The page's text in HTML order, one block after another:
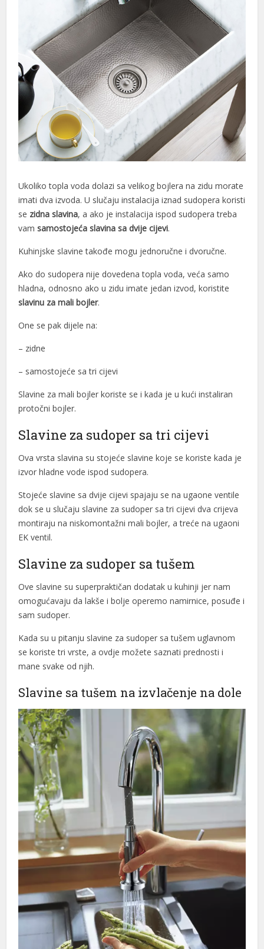
Ukoliko topla voda dolazi sa velikog bojlera na zidu morate
imati dva izvoda. U slučaju instalacija iznad sudopera koristi
se zidna slavina, a ako je instalacija ispod sudopera treba
vam samostojeća slavina sa dvije cijevi.
Kuhinjske slavine takođe mogu jednoručne i dvoručne.
Ako do sudopera nije dovedena topla voda, veća samo
hladna, odnosno ako u zidu imate jedan izvod, koristite
slavinu za mali bojler.
One se pak dijele na:
– zidne
– samostojeće sa tri cijevi
Slavine za mali bojler koriste se i kada je u kući instaliran
protočni bojler.
Slavine za sudoper sa tri cijevi
Ova vrsta slavina su stojeće slavine koje se koriste kada je
izvor hladne vode ispod sudopera.
Stojeće slavine sa dvije cijevi spajaju se na ugaone ventile
dok se u slučaju slavine za sudoper sa tri cijevi dva crijeva
montiraju na niskomontažni mali bojler, a treće na ugaoni
EK ventil.
Slavine za sudoper sa tušem
Ove slavine su superpraktičan dodatak u kuhinji jer nam
omogućavaju da lakše i bolje operemo namirnice, posuđe i
sam sudoper.
Kada su u pitanju slavine za sudoper sa tušem uglavnom
se koriste tri vrste, a ovdje možete saznati prednosti i
mane svake od njih.
Slavine sa tušem na izvlačenje na dole